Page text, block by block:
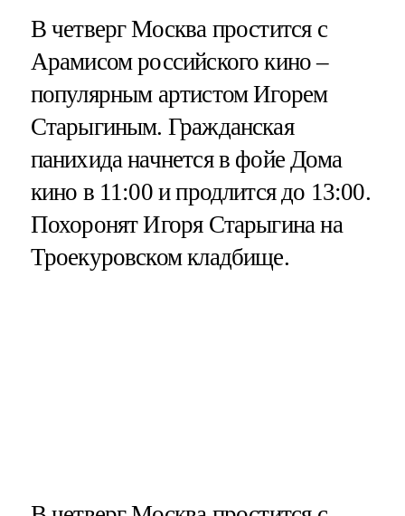
В четверг Москва простится с
Арамисом российского кино –
популярным артистом Игорем
Старыгиным. Гражданская
панихида начнется в фойе Дома
кино в 11:00 и продлится до 13:00.
Похоронят Игоря Старыгина на
Троекуровском кладбище.